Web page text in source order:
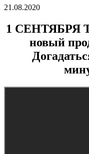
21.08.2020
1 СЕНТЯБРЯ
новый